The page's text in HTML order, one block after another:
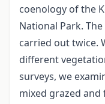
coenology of the
National Park.
carried out twice.
different
surveys, we
mixed grazed